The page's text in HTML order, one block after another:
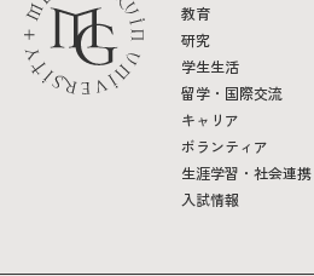
アクセス
キャンパス
案内
取材・撮影
教育
研究
学生生活
留学・国際交流
キャリア
ボランティア
生涯学習・社会連携
入試情報